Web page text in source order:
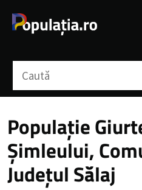
Populație
Șimleului,
Județul Sălaj